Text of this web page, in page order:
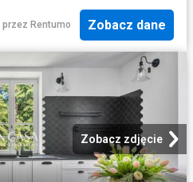
przez Rentumo Zobacz dane
Zobacz zdjęcie